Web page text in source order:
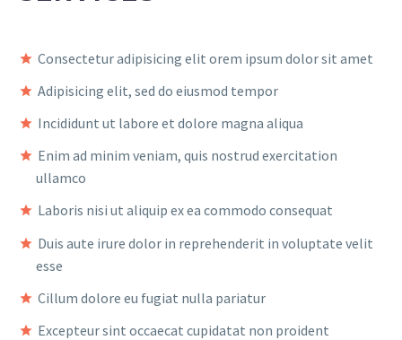
Consectetur adipisicing elit orem ipsum dolor sit amet
Adipisicing elit, sed do eiusmod tempor
Incididunt ut labore et dolore magna aliqua
Enim ad minim veniam, quis nostrud exercitation
ullamco
Laboris nisi ut aliquip ex ea commodo consequat
Duis aute irure dolor in reprehenderit in voluptate velit
esse
Cillum dolore eu fugiat nulla pariatur
Excepteur sint occaecat cupidatat non proident